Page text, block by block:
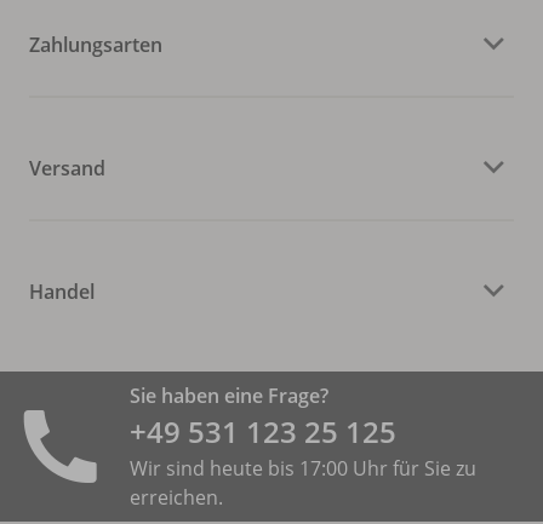
Zahlungsarten
Versand
Handel
Sie haben eine Frage?
+49 531 ­123 25 125
Wir sind heute bis 17:00 Uhr für Sie zu
erreichen.